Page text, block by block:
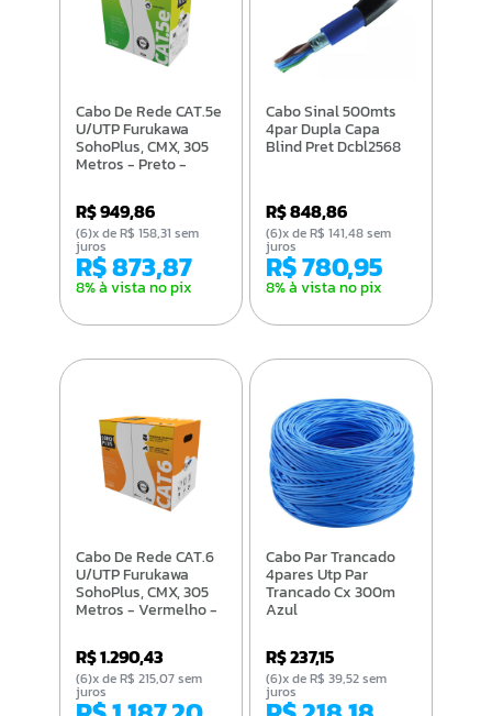
Cabo De Rede CAT.5e
U/UTP Furukawa
SohoPlus, CMX, 305
Metros - Preto -
R$ 949,86
R$ 873,87
8% à vista no pix
(6)x de R$ 158,31 sem
juros
Cabo Sinal 500mts
4par Dupla Capa
Blind Pret Dcbl2568
R$ 848,86
R$ 780,95
8% à vista no pix
(6)x de R$ 141,48 sem
juros
Cabo De Rede CAT.6
U/UTP Furukawa
SohoPlus, CMX, 305
Metros - Vermelho -
R$ 1.290,43
(6)x de R$ 215,07 sem
juros
Cabo Par Trancado
4pares Utp Par
Trancado Cx 300m
Azul
R$ 237,15
(6)x de R$ 39,52 sem
juros